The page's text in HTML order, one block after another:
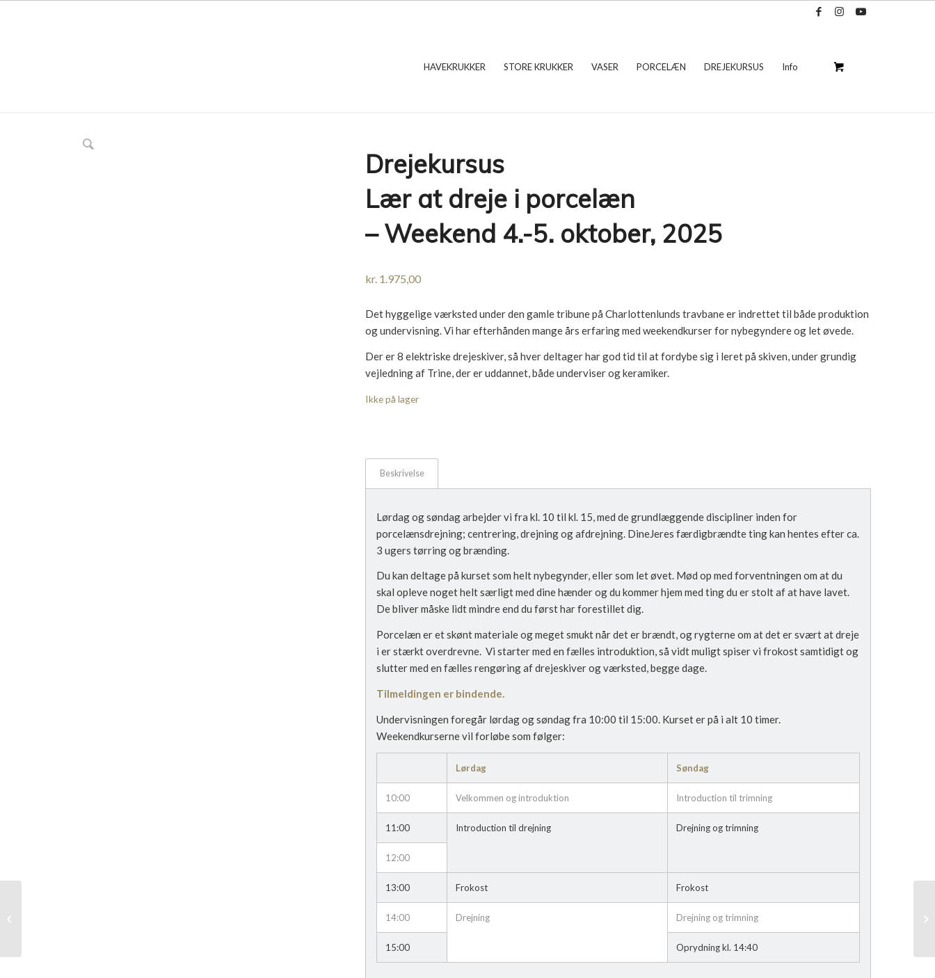
HAVEKRUKKER STORE KRUKKER VASER PORCELÆN DREJEKURSUS Info
Drejekursus
Lær at dreje i porcelæn
– Weekend 4.-5. oktober, 2025
kr.1.975,00
Det hyggelige værksted under den gamle tribune på Charlottenlunds travbane er indrettet til både produktion
og undervisning. Vi har efterhånden mange års erfaring med weekendkurser for nybegyndere og let øvede.
Der er 8 elektriske drejeskiver, så hver deltager har god tid til at fordybe sig i leret på skiven, under grundig
vejledning af Trine, der er uddannet, både underviser og keramiker.
Ikke på lager
Beskrivelse
Lørdag og søndag arbejder vi fra kl. 10 til kl. 15, med de grundlæggende discipliner inden for
porcelænsdrejning; centrering, drejning og afdrejning. DineJeres færdigbrændte ting kan hentes efter ca.
3 ugers tørring og brænding.
Du kan deltage på kurset som helt nybegynder, eller som let øvet. Mød op med forventningen om at du
skal opleve noget helt særligt med dine hænder og du kommer hjem med ting du er stolt af at have lavet.
De bliver måske lidt mindre end du først har forestillet dig.
Porcelæn er et skønt materiale og meget smukt når det er brændt, og rygterne om at det er svært at dreje
i er stærkt overdrevne. Vi starter med en fælles introduktion, så vidt muligt spiser vi frokost samtidigt og
slutter med en fælles rengøring af drejeskiver og værksted, begge dage.
Tilmeldingen er bindende.
Undervisningen foregår lørdag og søndag fra 10:00 til 15:00. Kurset er på i alt 10 timer.
Weekendkurserne vil forløbe som følger:
Lørdag Søndag
10:00 Velkommen og introduktion Introduction til trimning
11:00 Introduction til drejning Drejning og trimning
12:00
13:00 Frokost Frokost
14:00 Drejning Drejning og trimning
15:00 Oprydning kl. 14:40